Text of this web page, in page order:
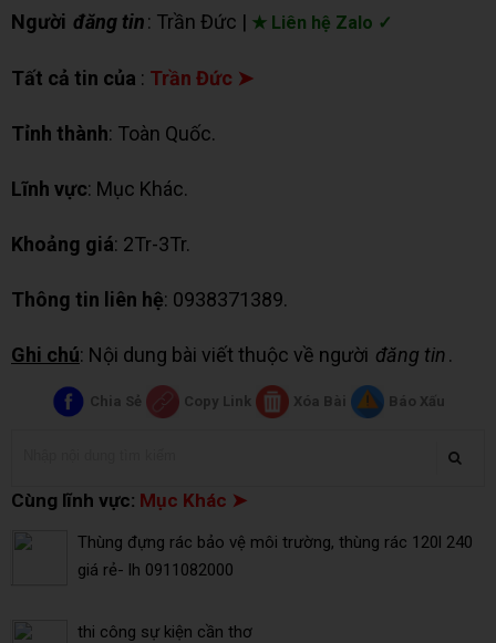
Người đăng tin: Trần Đức | ★ Liên hệ Zalo ✓
Tất cả tin của : Trần Đức ➤
Tỉnh thành: Toàn Quốc.
Lĩnh vực: Mục Khác.
Khoảng giá: 2Tr-3Tr.
Thông tin liên hệ: 0938371389.
Ghi chú: Nội dung bài viết thuộc về người đăng tin.
Chia Sẻ Copy Link Xóa Bài Báo Xấu
Cùng lĩnh vực: Mục Khác ➤
Thùng đựng rác bảo vệ môi trường, thùng rác 120l 240
giá rẻ- lh 0911082000
thi công sự kiện cần thơ